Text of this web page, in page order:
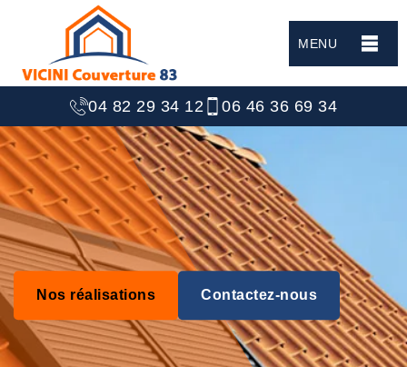
MENU
04 82 29 34 12 06 46 36 69 34
Nos réalisations Contactez-nous